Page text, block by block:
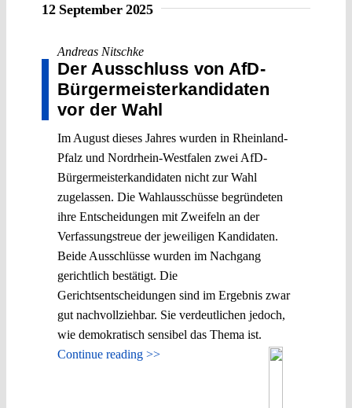
12 September 2025
Andreas Nitschke
Der Ausschluss von AfD-
Bürgermeisterkandidaten
vor der Wahl
Im August dieses Jahres wurden in Rheinland-
Pfalz und Nordrhein-Westfalen zwei AfD-
Bürgermeisterkandidaten nicht zur Wahl
zugelassen. Die Wahlausschüsse begründeten
ihre Entscheidungen mit Zweifeln an der
Verfassungstreue der jeweiligen Kandidaten.
Beide Ausschlüsse wurden im Nachgang
gerichtlich bestätigt. Die
Gerichtsentscheidungen sind im Ergebnis zwar
gut nachvollziehbar. Sie verdeutlichen jedoch,
wie demokratisch sensibel das Thema ist.
Continue reading >>